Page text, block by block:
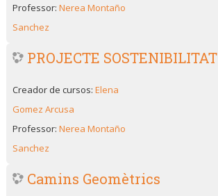
Professor:Nerea Montaño
Sanchez
PROJECTE SOSTENIBILITAT
Creador de cursos:Elena
Gomez Arcusa
Professor:Nerea Montaño
Sanchez
Camins Geomètrics